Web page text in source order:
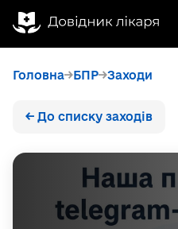
Головна БПР Заходи
← До списку заходів